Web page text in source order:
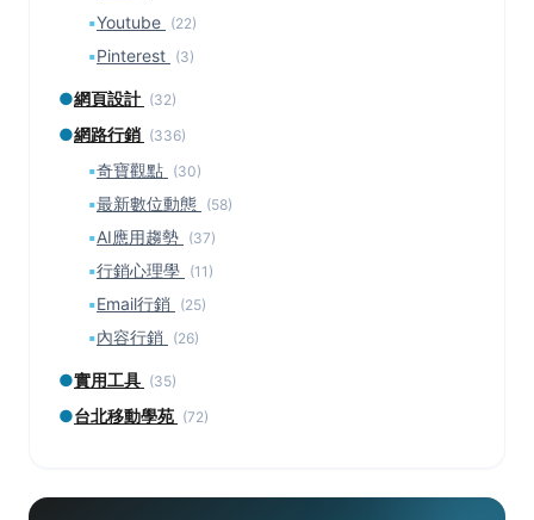
▪Youtube (22)
▪Pinterest (3)
●網頁設計 (32)
●網路行銷 (336)
▪奇寶觀點 (30)
▪最新數位動態 (58)
▪AI應用趨勢 (37)
▪行銷心理學 (11)
▪Email行銷 (25)
▪內容行銷 (26)
●實用工具 (35)
●台北移動學苑 (72)